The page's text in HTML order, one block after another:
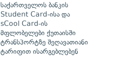
საქართველოს ბანკის
Student Card-ისა და
sCool Card-ის
მფლობელები ქუთაისში
ტრანსპორტზე შეღავათიანი
ტარიფით ისარგებლებენ